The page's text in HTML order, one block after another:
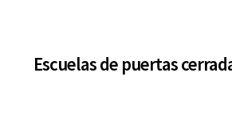
Escuelas de puertas